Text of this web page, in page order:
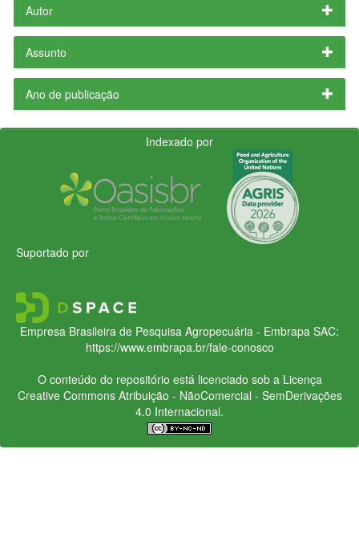
Autor
Assunto
Ano de publicação
Indexado por
Suportado por
Empresa Brasileira de Pesquisa Agropecuária - Embrapa SAC:
https://www.embrapa.br/fale-conosco
O conteúdo do repositório está licenciado sob a Licença
Creative CommonsAtribuição - NãoComercial - SemDerivações
4.0 Internacional.